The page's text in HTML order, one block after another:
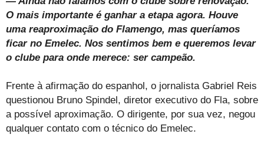
O mais importante é ganhar a etapa agora. Houve
uma reaproximação do Flamengo, mas queríamos
ficar no Emelec. Nos sentimos bem e queremos levar
o clube para onde merece: ser campeão.
Frente à afirmação do espanhol, o jornalista Gabriel Reis
questionou Bruno Spindel, diretor executivo do Fla, sobre
a possível aproximação. O dirigente, por sua vez, negou
qualquer contato com o técnico do Emelec.